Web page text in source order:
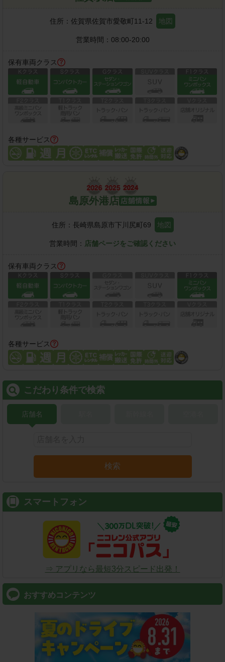
住所： 佐賀県佐賀市愛敬町11-12 地図
営業時間： 08:00-20:00
保有車両クラス
各種サービス
島原外港店
住所： 長崎県島原市下川尻町69 地図
営業時間： 店舗ページをご確認ください
保有車両クラス
各種サービス
こだわり条件で検索
店舗名
検索
スマートフォン
⇒ アプリなら最短3分スピード出発！
おすすめコンテンツ